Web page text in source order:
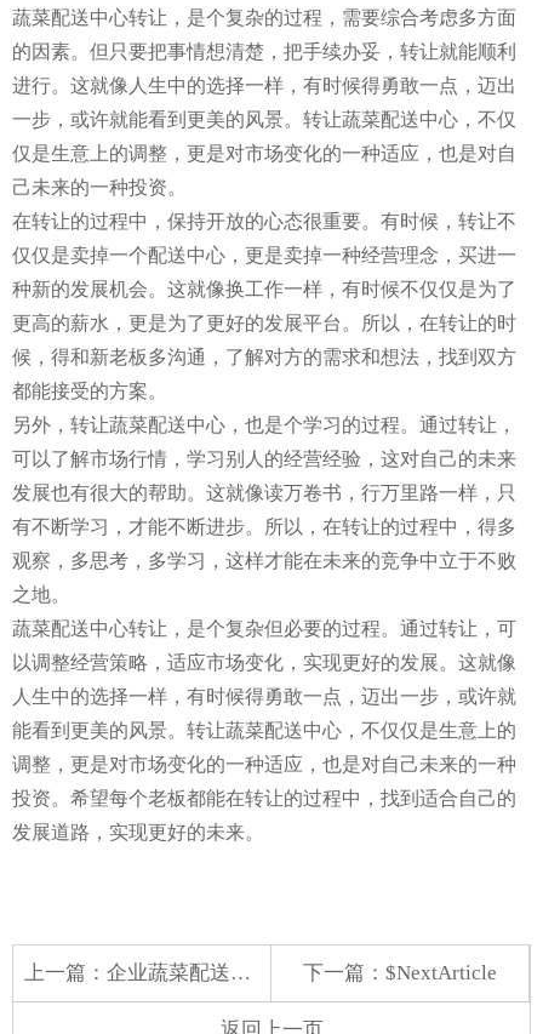
蔬菜配送中心转让，是个复杂的过程，需要综合考虑多方面
的因素。但只要把事情想清楚，把手续办妥，转让就能顺利
进行。这就像人生中的选择一样，有时候得勇敢一点，迈出
一步，或许就能看到更美的风景。转让蔬菜配送中心，不仅
仅是生意上的调整，更是对市场变化的一种适应，也是对自
己未来的一种投资。
在转让的过程中，保持开放的心态很重要。有时候，转让不
仅仅是卖掉一个配送中心，更是卖掉一种经营理念，买进一
种新的发展机会。这就像换工作一样，有时候不仅仅是为了
更高的薪水，更是为了更好的发展平台。所以，在转让的时
候，得和新老板多沟通，了解对方的需求和想法，找到双方
都能接受的方案。
另外，转让蔬菜配送中心，也是个学习的过程。通过转让，
可以了解市场行情，学习别人的经营经验，这对自己的未来
发展也有很大的帮助。这就像读万卷书，行万里路一样，只
有不断学习，才能不断进步。所以，在转让的过程中，得多
观察，多思考，多学习，这样才能在未来的竞争中立于不败
之地。
蔬菜配送中心转让，是个复杂但必要的过程。通过转让，可
以调整经营策略，适应市场变化，实现更好的发展。这就像
人生中的选择一样，有时候得勇敢一点，迈出一步，或许就
能看到更美的风景。转让蔬菜配送中心，不仅仅是生意上的
调整，更是对市场变化的一种适应，也是对自己未来的一种
投资。希望每个老板都能在转让的过程中，找到适合自己的
发展道路，实现更好的未来。
上一篇： 企业蔬菜配送西安 下一篇：$NextArticle